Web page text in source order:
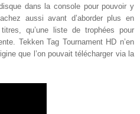
dans la console pour pouvoir y
aussi avant d’aborder plus en
qu’une liste de trophées pour
Tekken Tag Tournament HD n’en
que l’on pouvait télécharger via la